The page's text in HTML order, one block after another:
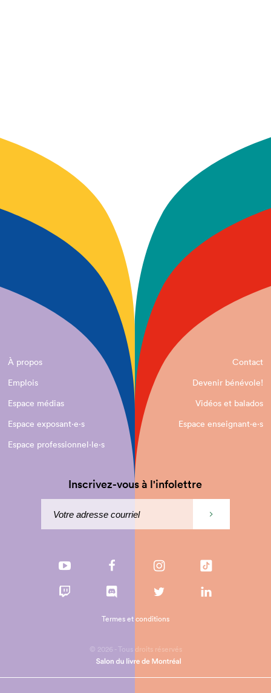
À propos
Contact
Emplois
Devenir bénévole!
Espace médias
Vidéos et balados
Espace exposant·e⋅s
Espace enseignant·e⋅s
Espace professionnel·le⋅s
Inscrivez-vous à l'infolettre
© 2026 - Tous droits réservés
Termes et conditions